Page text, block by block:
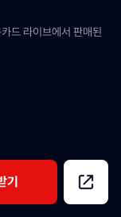
드 라이브에서 판매된
기